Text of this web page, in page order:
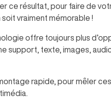
ce résultat, pour faire de
vraiment mémorable !
offre toujours plus
support, texte, images,
rapide, pour mêler